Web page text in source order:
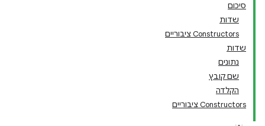
סיכום
שדות
Constructors ציבוריים
שדות
נתונים
שם קובץ
הקלדה
Constructors ציבוריים